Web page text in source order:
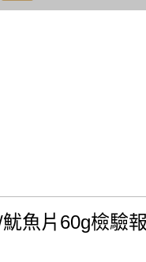
魚片60g檢驗